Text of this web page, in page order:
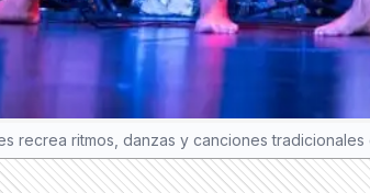
recrea ritmos, danzas y canciones